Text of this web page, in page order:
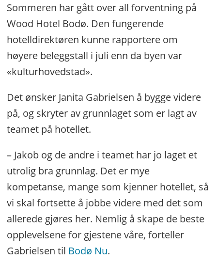
Sommeren har gått over all forventning på
Wood Hotel Bodø. Den fungerende
hotelldirektøren kunne rapportere om
høyere beleggstall i juli enn da byen var
«kulturhovedstad».
Det ønsker Janita Gabrielsen å bygge videre
på, og skryter av grunnlaget som er lagt av
teamet på hotellet.
– Jakob og de andre i teamet har jo laget et
utrolig bra grunnlag. Det er mye
kompetanse, mange som kjenner hotellet, så
vi skal fortsette å jobbe videre med det som
allerede gjøres her. Nemlig å skape de beste
opplevelsene for gjestene våre, forteller
Gabrielsen til Bodø Nu.